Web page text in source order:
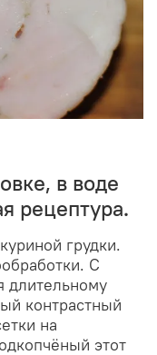
в воде
рецептура.
грудки.
С
длительному
контрастный
на
этот